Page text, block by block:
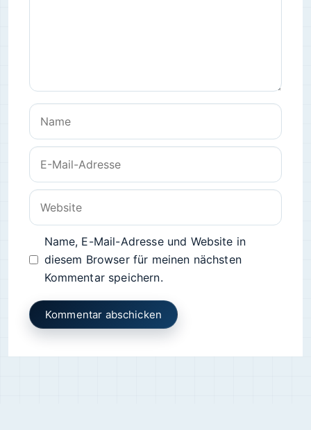
Name
E-
Mail-
Adresse
Website
Name, E-Mail-Adresse und Website in
diesem Browser für meinen nächsten
Kommentar speichern.